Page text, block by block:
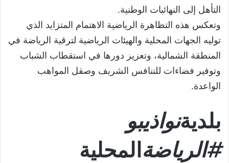
التأهل إلى النهائيات الوطنية.
وتعكس هذه التظاهرة الرياضية الاهتمام المتزايد الذي
توليه الجهات المحلية والهيئات الرياضية لترقية الرياضة في
المنطقة الشمالية، وتعزيز دورها في استقطاب الشباب
وتوفير فضاءات للتنافس الشريف وصقل المواهب
الواعدة.
بلديةنواذيبو
#الرياضةالمحلية